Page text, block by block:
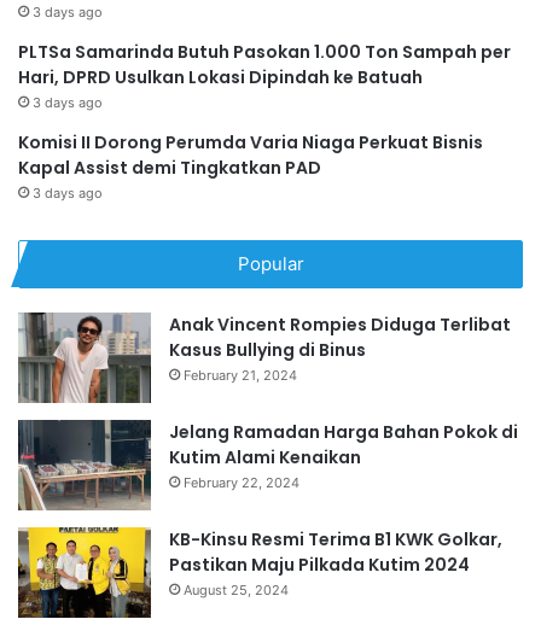
3 days ago
PLTSa Samarinda Butuh Pasokan 1.000 Ton Sampah per
Hari, DPRD Usulkan Lokasi Dipindah ke Batuah
3 days ago
Komisi II Dorong Perumda Varia Niaga Perkuat Bisnis
Kapal Assist demi Tingkatkan PAD
3 days ago
Popular
Anak Vincent Rompies Diduga Terlibat
Kasus Bullying di Binus
February 21, 2024
Jelang Ramadan Harga Bahan Pokok di
Kutim Alami Kenaikan
February 22, 2024
KB-Kinsu Resmi Terima B1 KWK Golkar,
Pastikan Maju Pilkada Kutim 2024
August 25, 2024